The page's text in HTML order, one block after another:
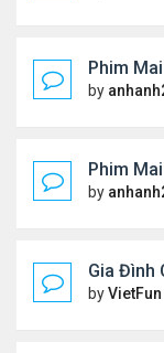
Phim Mai
by
Phim Mai
by
Gia Đình
byVietFun